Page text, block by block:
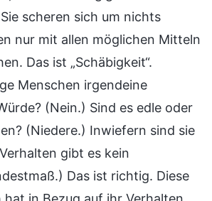
scheren sich um nichts
nur mit allen möglichen Mitteln
Das ist „Schäbigkeit“.
Menschen irgendeine
(Nein.) Sind es edle oder
(Niedere.) Inwiefern sind sie
gibt es kein
Das ist richtig. Diese